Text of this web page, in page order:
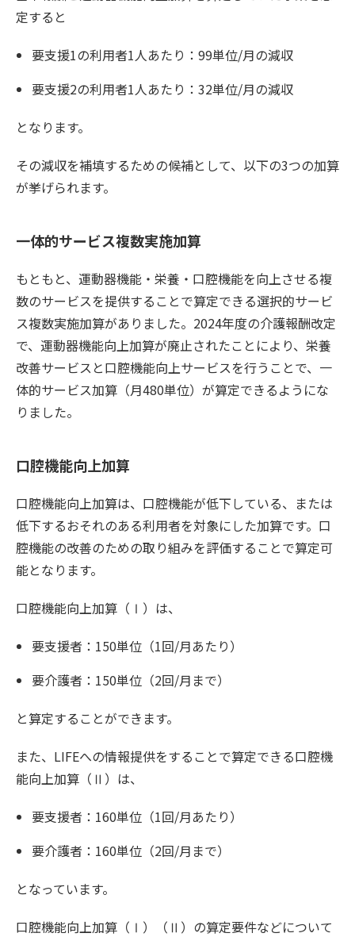
定すると
要支援1の利用者1人あたり：99単位/月の減収
要支援2の利用者1人あたり：32単位/月の減収
となります。
その減収を補填するための候補として、以下の3つの加算
が挙げられます。
一体的サービス複数実施加算
もともと、運動器機能・栄養・口腔機能を向上させる複
数のサービスを提供することで算定できる選択的サービ
ス複数実施加算がありました。2024年度の介護報酬改定
で、運動器機能向上加算が廃止されたことにより、栄養
改善サービスと口腔機能向上サービスを行うことで、一
体的サービス加算（月480単位）が算定できるようにな
りました。
口腔機能向上加算
口腔機能向上加算は、口腔機能が低下している、または
低下するおそれのある利用者を対象にした加算です。口
腔機能の改善のための取り組みを評価することで算定可
能となります。
口腔機能向上加算（Ⅰ）は、
要支援者：150単位（1回/月あたり）
要介護者：150単位（2回/月まで）
と算定することができます。
また、LIFEへの情報提供をすることで算定できる口腔機
能向上加算（Ⅱ）は、
要支援者：160単位（1回/月あたり）
要介護者：160単位（2回/月まで）
となっています。
口腔機能向上加算（Ⅰ）（Ⅱ）の算定要件などについて